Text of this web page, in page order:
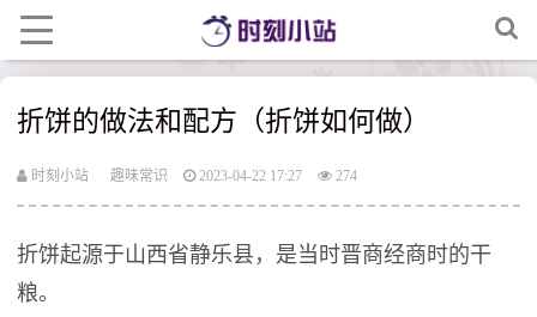
折饼的做法和配方（折饼如何做）
时刻小站 趣味常识 2023-04-22 17:27 274
折饼起源于山西省静乐县，是当时晋商经商时的干
粮。